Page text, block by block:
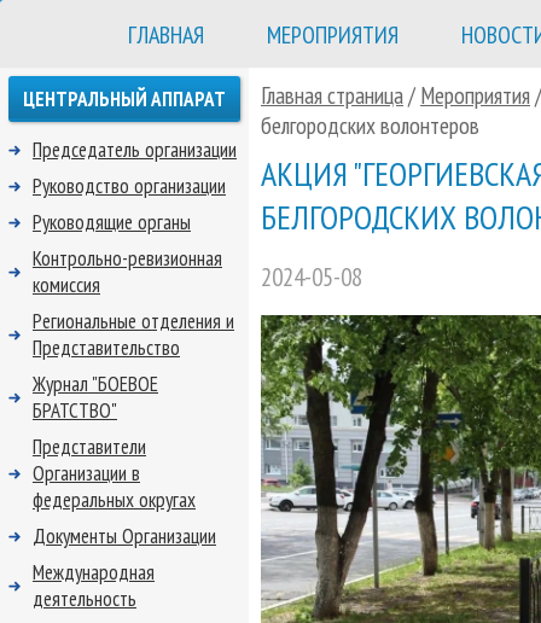
ГЛАВНАЯ МЕРОПРИЯТИЯ
Главная страница/ Мероприятия
белгородских волонтеров
АКЦИЯ
БЕЛГОРОДСКИХ
2024-05-08
ЦЕНТРАЛЬНЫЙ АППАРАТ
Председатель организации
Руководство организации
Руководящие органы
Контрольно-ревизионная
комиссия
Региональные отделения и
Представительство
Журнал "БОЕВОЕ
БРАТСТВО"
Представители
Организации в
федеральных округах
Документы Организации
Международная
деятельность